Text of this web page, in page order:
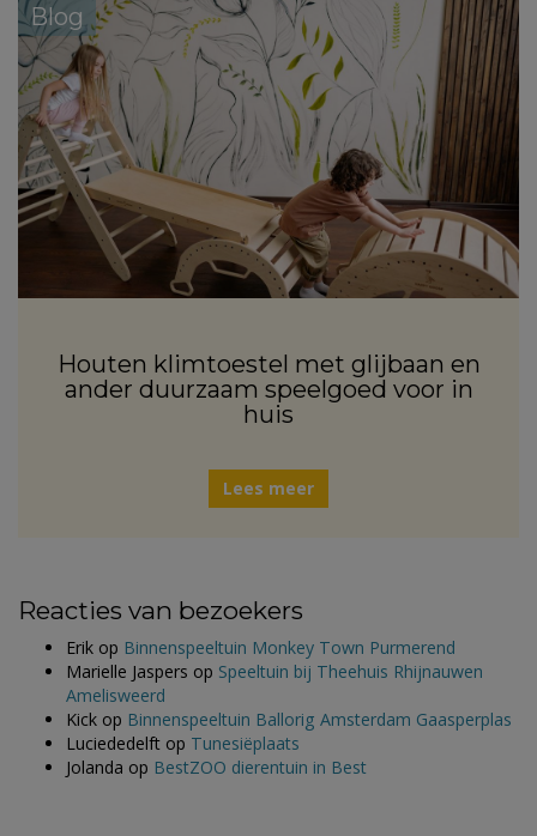
Blog
Houten klimtoestel met glijbaan en
ander duurzaam speelgoed voor in
huis
Lees meer
Reacties van bezoekers
Erik op Binnenspeeltuin Monkey Town Purmerend
Marielle Jaspers op Speeltuin bij Theehuis Rhijnauwen
Amelisweerd
Kick op Binnenspeeltuin Ballorig Amsterdam Gaasperplas
Luciededelft op Tunesiëplaats
Jolanda op BestZOO dierentuin in Best